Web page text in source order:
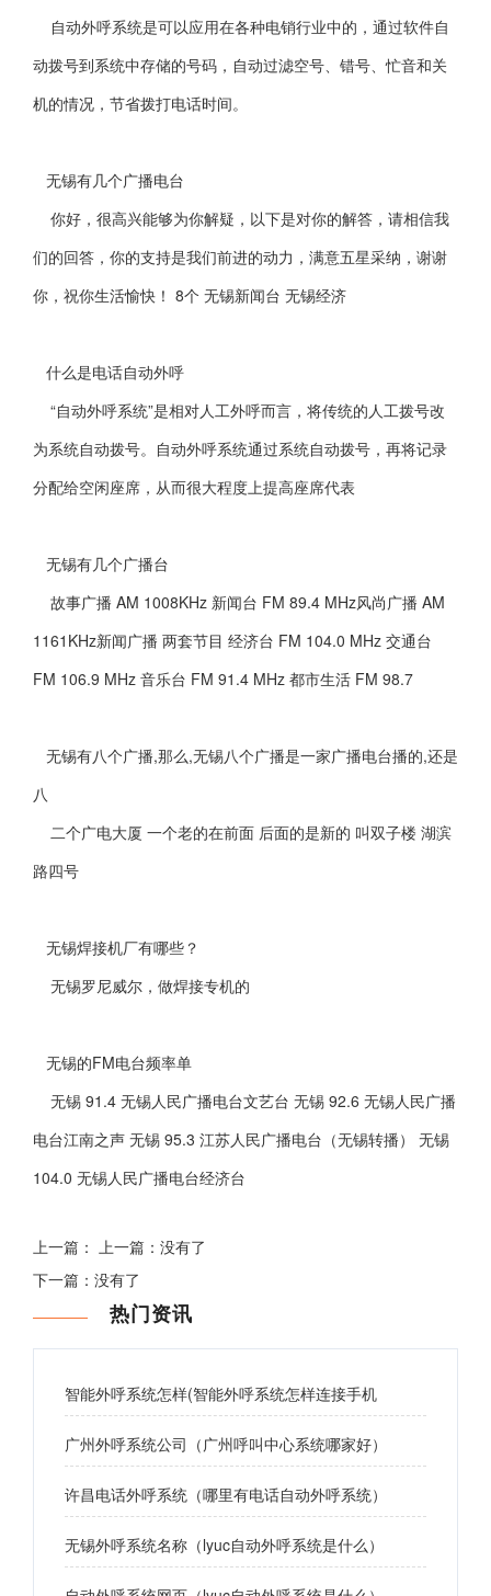
自动外呼系统是可以应用在各种电销行业中的，通过软件自
动拨号到系统中存储的号码，自动过滤空号、错号、忙音和关
机的情况，节省拨打电话时间。
无锡有几个广播电台
你好，很高兴能够为你解疑，以下是对你的解答，请相信我
们的回答，你的支持是我们前进的动力，满意五星采纳，谢谢
你，祝你生活愉快！ 8个 无锡新闻台 无锡经济
什么是电话自动外呼
“自动外呼系统”是相对人工外呼而言，将传统的人工拨号改
为系统自动拨号。自动外呼系统通过系统自动拨号，再将记录
分配给空闲座席，从而很大程度上提高座席代表
无锡有几个广播台
故事广播 AM 1008KHz 新闻台 FM 89.4 MHz风尚广播 AM
1161KHz新闻广播 两套节目 经济台 FM 104.0 MHz 交通台
FM 106.9 MHz 音乐台 FM 91.4 MHz 都市生活 FM 98.7
无锡有八个广播,那么,无锡八个广播是一家广播电台播的,还是
八
二个广电大厦 一个老的在前面 后面的是新的 叫双子楼 湖滨
路四号
无锡焊接机厂有哪些？
无锡罗尼威尔，做焊接专机的
无锡的FM电台频率单
无锡 91.4 无锡人民广播电台文艺台 无锡 92.6 无锡人民广播
电台江南之声 无锡 95.3 江苏人民广播电台（无锡转播） 无锡
104.0 无锡人民广播电台经济台
上一篇： 上一篇：没有了
下一篇：没有了
热门资讯
智能外呼系统怎样(智能外呼系统怎样连接手机
广州外呼系统公司（广州呼叫中心系统哪家好）
许昌电话外呼系统（哪里有电话自动外呼系统）
无锡外呼系统名称（lyuc自动外呼系统是什么）